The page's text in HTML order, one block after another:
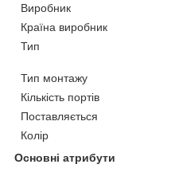
Виробник
Країна виробник
Тип
Тип монтажу
Кількість портів
Поставляється
Колір
Основні атрибути